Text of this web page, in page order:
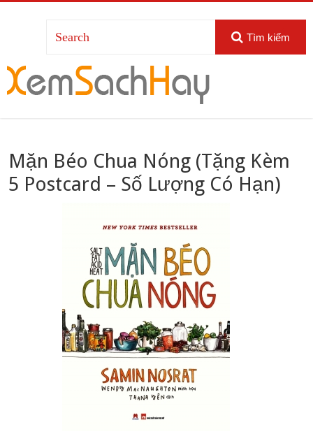
Tìm kiếm
Mặn Béo Chua Nóng (Tặng Kèm
5 Postcard – Số Lượng Có Hạn)